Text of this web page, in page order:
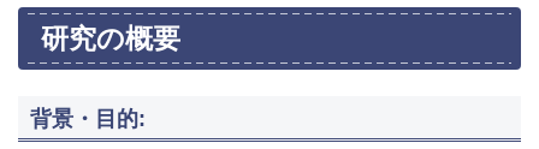
研究の概要
背景・目的: